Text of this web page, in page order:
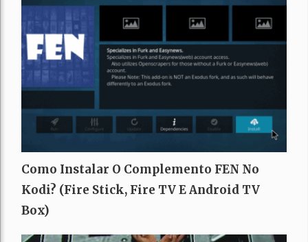
Como Instalar O Complemento FEN No
Kodi? (Fire Stick, Fire TV E Android TV
Box)